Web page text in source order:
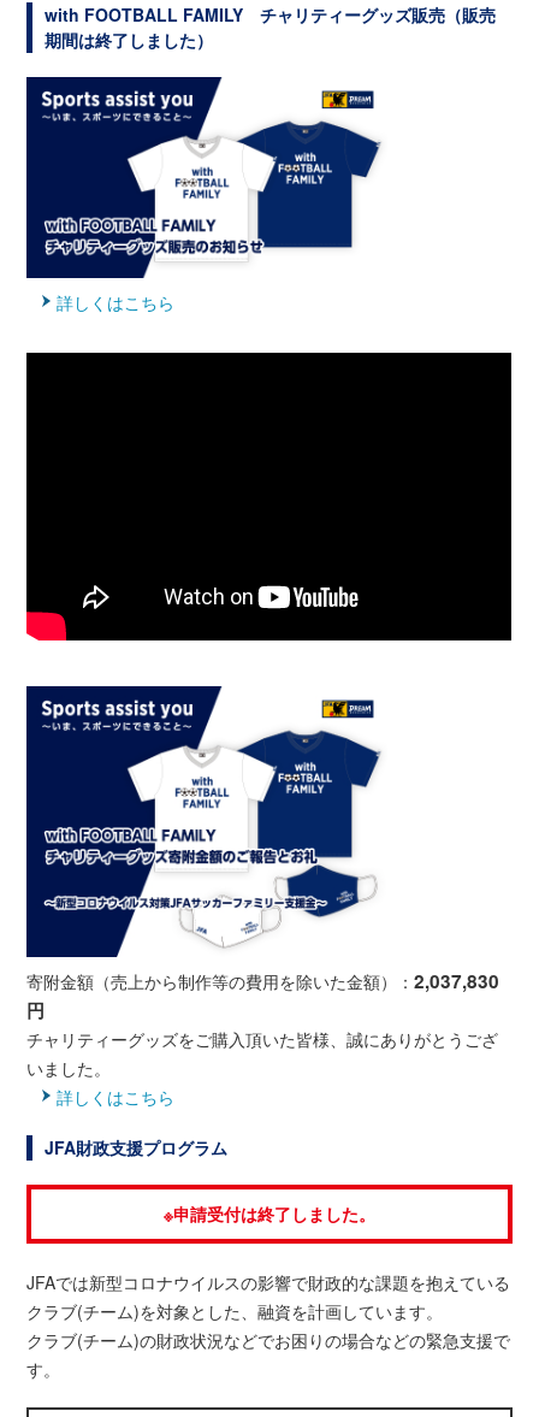
with FOOTBALL FAMILY チャリティーグッズ販売（販売
期間は終了しました）
詳しくはこちら
寄附金額（売上から制作等の費用を除いた金額）：2,037,830
円
チャリティーグッズをご購入頂いた皆様、誠にありがとうござ
いました。
詳しくはこちら
JFA財政支援プログラム
※申請受付は終了しました。
JFAでは新型コロナウイルスの影響で財政的な課題を抱えている
クラブ(チーム)を対象とした、融資を計画しています。
クラブ(チーム)の財政状況などでお困りの場合などの緊急支援で
す。